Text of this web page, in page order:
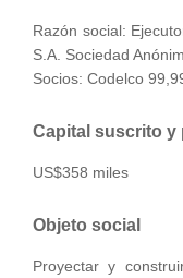
Razón social:
S.A. Sociedad
Socios: Codelco
Capital suscrito y
US$358 miles
Objeto social
Proyectar y